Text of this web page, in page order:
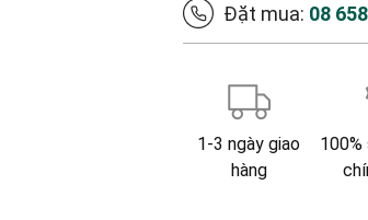
Đặt mua: 08
1-3 ngày giao
hàng
100%